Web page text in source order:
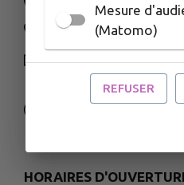
03 84 91 66 00
NOUS CONTACTER
M'Y RENDRE
HORAIRES
Mesure
(Matomo)
REFUSER